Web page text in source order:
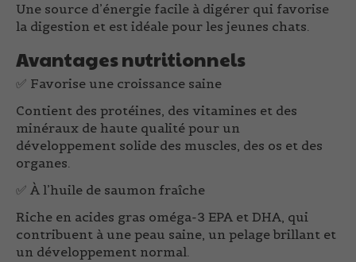
Une source d’énergie facile à digérer qui favorise
la digestion et est idéale pour les jeunes chats.
Avantages nutritionnels
✅ Favorise une croissance saine
Contient des protéines, des vitamines et des
minéraux de haute qualité pour un
développement solide des muscles, des os et des
organes.
✅ À l’huile de saumon fraîche
Riche en acides gras oméga-3 EPA et DHA, qui
contribuent à une peau saine, un pelage brillant et
un développement normal.